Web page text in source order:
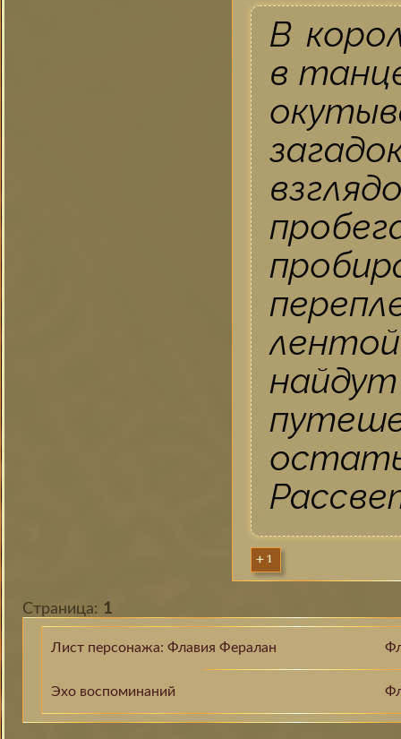
В
в
+1
Страница: 1
Лист персонажа: Флавия Фералан
Эхо воспоминаний